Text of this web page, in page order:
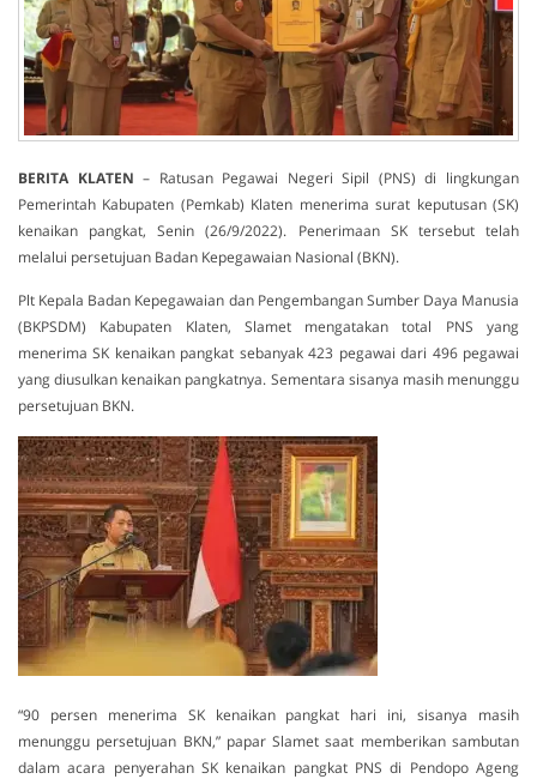
BERITA KLATEN – Ratusan Pegawai Negeri Sipil (PNS) di lingkungan
Pemerintah Kabupaten (Pemkab) Klaten menerima surat keputusan (SK)
kenaikan pangkat, Senin (26/9/2022). Penerimaan SK tersebut telah
melalui persetujuan Badan Kepegawaian Nasional (BKN).
Plt Kepala Badan Kepegawaian dan Pengembangan Sumber Daya Manusia
(BKPSDM) Kabupaten Klaten, Slamet mengatakan total PNS yang
menerima SK kenaikan pangkat sebanyak 423 pegawai dari 496 pegawai
yang diusulkan kenaikan pangkatnya. Sementara sisanya masih menunggu
persetujuan BKN.
“90 persen menerima SK kenaikan pangkat hari ini, sisanya masih
menunggu persetujuan BKN,” papar Slamet saat memberikan sambutan
dalam acara penyerahan SK kenaikan pangkat PNS di Pendopo Ageng